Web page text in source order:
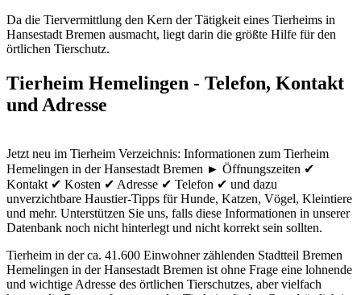
Da die Tiervermittlung den Kern der Tätigkeit eines Tierheims in
Hansestadt Bremen ausmacht, liegt darin die größte Hilfe für den
örtlichen Tierschutz.
Tierheim Hemelingen - Telefon, Kontakt
und Adresse
Jetzt neu im Tierheim Verzeichnis: Informationen zum Tierheim
Hemelingen in der Hansestadt Bremen ► Öffnungszeiten ✔
Kontakt ✔ Kosten ✔ Adresse ✔ Telefon ✔ und dazu
unverzichtbare Haustier-Tipps für Hunde, Katzen, Vögel, Kleintiere
und mehr. Unterstützen Sie uns, falls diese Informationen in unserer
Datenbank noch nicht hinterlegt und nicht korrekt sein sollten.
Tierheim in der ca. 41.600 Einwohner zählenden Stadtteil Bremen
Hemelingen in der Hansestadt Bremen ist ohne Frage eine lohnende
und wichtige Adresse des örtlichen Tierschutzes, aber vielfach